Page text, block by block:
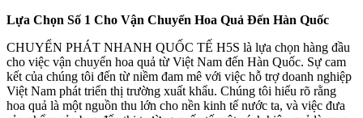
Lựa Chọn Số 1 Cho Vận Chuyển Hoa Quả Đến Hàn Quốc
CHUYỂN PHÁT NHANH QUỐC TẾ H5S là lựa chọn hàng đầu
cho việc vận chuyển hoa quả từ Việt Nam đến Hàn Quốc. Sự cam
kết của chúng tôi đến từ niềm đam mê với việc hỗ trợ doanh nghiệp
Việt Nam phát triển thị trường xuất khẩu. Chúng tôi hiểu rõ rằng
hoa quả là một nguồn thu lớn cho nền kinh tế nước ta, và việc đưa